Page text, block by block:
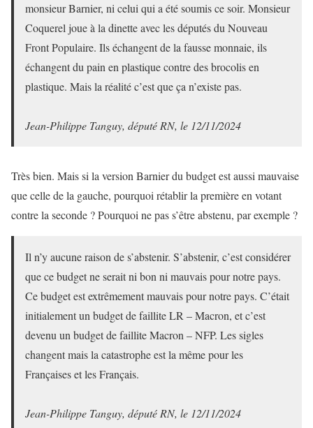
monsieur Barnier, ni celui qui a été soumis ce soir. Monsieur
Coquerel joue à la dinette avec les députés du Nouveau
Front Populaire. Ils échangent de la fausse monnaie, ils
échangent du pain en plastique contre des brocolis en
plastique. Mais la réalité c’est que ça n’existe pas.
Jean-Philippe Tanguy, député RN, le 12/11/2024
Très bien. Mais si la version Barnier du budget est aussi mauvaise
que celle de la gauche, pourquoi rétablir la première en votant
contre la seconde ? Pourquoi ne pas s’être abstenu, par exemple ?
Il n’y aucune raison de s’abstenir. S’abstenir, c’est considérer
que ce budget ne serait ni bon ni mauvais pour notre pays.
Ce budget est extrêmement mauvais pour notre pays. C’était
initialement un budget de faillite LR – Macron, et c’est
devenu un budget de faillite Macron – NFP. Les sigles
changent mais la catastrophe est la même pour les
Françaises et les Français.
Jean-Philippe Tanguy, député RN, le 12/11/2024